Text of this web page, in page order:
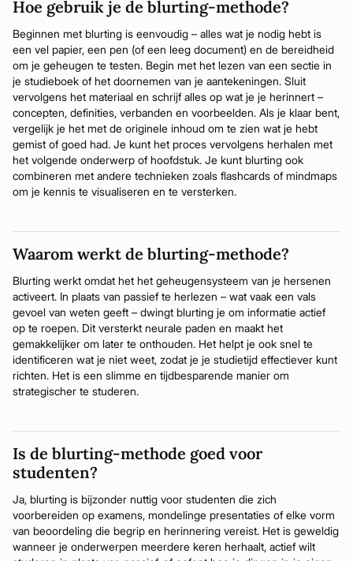
Hoe gebruik je de blurting-methode?
Beginnen met blurting is eenvoudig – alles wat je nodig hebt is
een vel papier, een pen (of een leeg document) en de bereidheid
om je geheugen te testen. Begin met het lezen van een sectie in
je studieboek of het doornemen van je aantekeningen. Sluit
vervolgens het materiaal en schrijf alles op wat je je herinnert –
concepten, definities, verbanden en voorbeelden. Als je klaar bent,
vergelijk je het met de originele inhoud om te zien wat je hebt
gemist of goed had. Je kunt het proces vervolgens herhalen met
het volgende onderwerp of hoofdstuk. Je kunt blurting ook
combineren met andere technieken zoals flashcards of mindmaps
om je kennis te visualiseren en te versterken.
Waarom werkt de blurting-methode?
Blurting werkt omdat het het geheugensysteem van je hersenen
activeert. In plaats van passief te herlezen – wat vaak een vals
gevoel van weten geeft – dwingt blurting je om informatie actief
op te roepen. Dit versterkt neurale paden en maakt het
gemakkelijker om later te onthouden. Het helpt je ook snel te
identificeren wat je niet weet, zodat je je studietijd effectiever kunt
richten. Het is een slimme en tijdbesparende manier om
strategischer te studeren.
Is de blurting-methode goed voor
studenten?
Ja, blurting is bijzonder nuttig voor studenten die zich
voorbereiden op examens, mondelinge presentaties of elke vorm
van beoordeling die begrip en herinnering vereist. Het is geweldig
wanneer je onderwerpen meerdere keren herhaalt, actief wilt